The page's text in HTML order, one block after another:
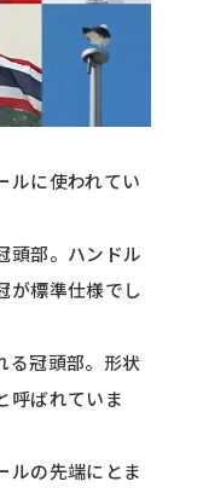
ルに使われてい
部。ハンドル
が標準仕様でし
る冠頭部。形状
呼ばれていま
の先端にとま